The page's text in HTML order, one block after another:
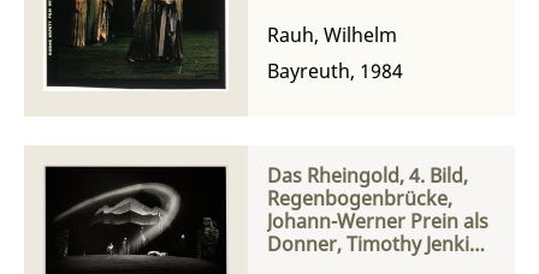
Nimsgern als Wotan
Rauh, Wilhelm
Bayreuth, 1984
Das Rheingold, 4. Bild,
Regenbogenbrücke,
Johann-Werner Prein als
Donner, Timothy Jenkins